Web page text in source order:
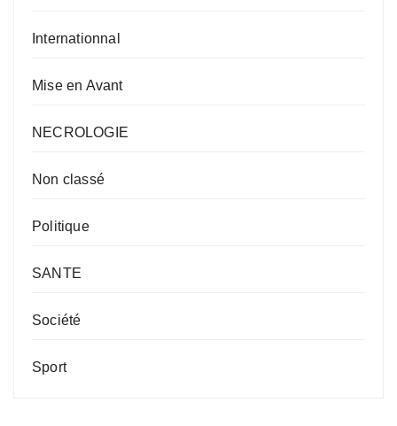
Internationnal
Mise en Avant
NECROLOGIE
Non classé
Politique
SANTE
Société
Sport